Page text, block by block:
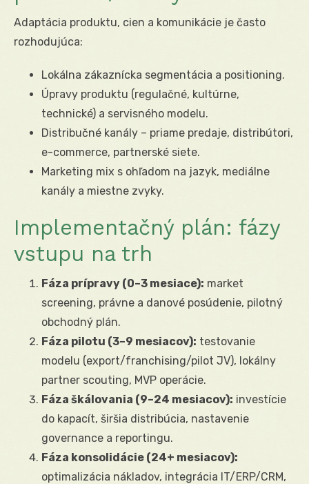
Adaptácia produktu, cien a komunikácie je často
rozhodujúca:
Lokálna zákaznícka segmentácia a positioning.
Úpravy produktu (regulačné, kultúrne,
technické) a servisného modelu.
Distribučné kanály – priame predaje, distribútori,
e-commerce, partnerské siete.
Marketing mix s ohľadom na jazyk, mediálne
kanály a miestne zvyky.
Implementačný plán: fázy
vstupu na trh
Fáza prípravy (0–3 mesiace): market
screening, právne a danové posúdenie, pilotný
obchodný plán.
Fáza pilotu (3–9 mesiacov): testovanie
modelu (export/franchising/pilot JV), lokálny
partner scouting, MVP operácie.
Fáza škálovania (9–24 mesiacov): investície
do kapacít, širšia distribúcia, nastavenie
governance a reportingu.
Fáza konsolidácie (24+ mesiacov):
optimalizácia nákladov, integrácia IT/ERP/CRM,